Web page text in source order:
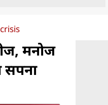
मनोज
सपना